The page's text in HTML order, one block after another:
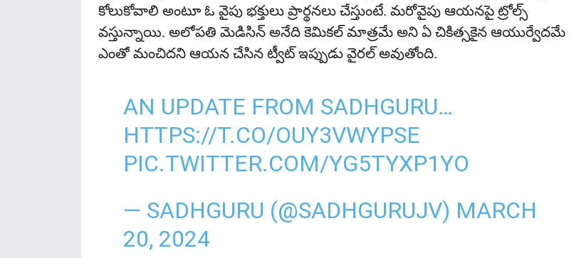
కోలుకోవాలి అంటూ ఓ వైపు భక్తులు ప్రార్థనలు చేస్తుంటే. మరోవైపు ఆయ‌న‌పై ట్రోల్స్
వ‌స్తున్నాయి. అలోప‌తి మెడిసిన్ అనేది కెమిక‌ల్ మాత్రమే అని ఏ చికిత్స‌కైన ఆయుర్వేద‌మే
ఎంతో మంచిద‌ని ఆయ‌న చేసిన ట్వీట్ ఇప్పుడు వైర‌ల్ అవుతోంది.
AN UPDATE FROM SADHGURU…
HTTPS://T.CO/OUY3VWYPSE
PIC.TWITTER.COM/YG5TYXP1YO
— SADHGURU (@SADHGURUJV) MARCH
20, 2024